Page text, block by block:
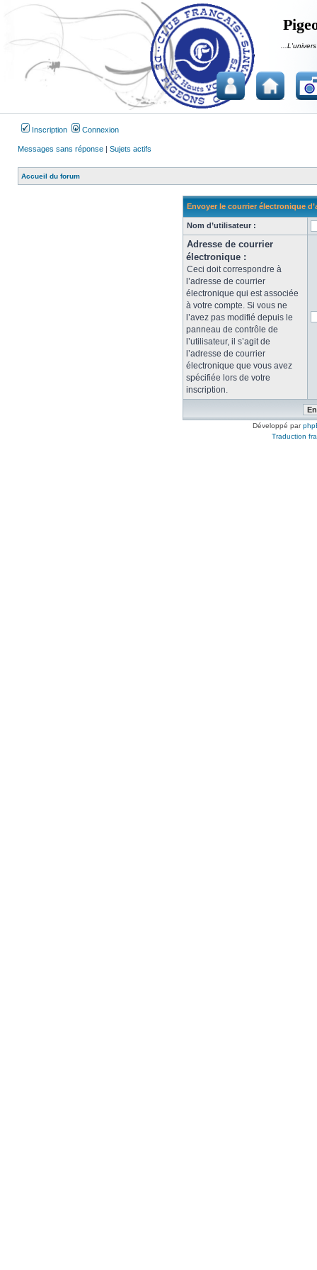
Inscription Connexion
Messages sans réponse | Sujets actifs
Accueil du forum
Envoyer le courrier électronique
Nom d’utilisateur :
Adresse de courrier
électronique :
Ceci doit correspondre à
l’adresse de courrier
électronique qui est associée
à votre compte. Si vous ne
l’avez pas modifié depuis le
panneau de contrôle de
l’utilisateur, il s’agit de
l’adresse de courrier
électronique que vous avez
spécifiée lors de votre
inscription.
Développé par
Traduction